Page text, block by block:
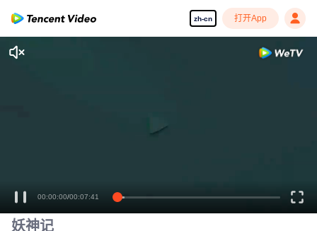
zh-cn 打开App
享受流畅高清剧集
00:00:00/00:07:41
妖神记